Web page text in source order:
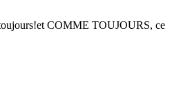
COMME TOUJOURS, ce